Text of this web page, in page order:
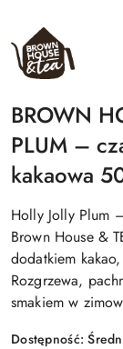
NAZWA
PRODUCENTA:
BROWN
HOUSE&TEA
BROWN
PLUM –
kakaowa
Holly Jolly Plum
Brown House &
dodatkiem
Rozgrzewa,
smakiem w
Dostępność: